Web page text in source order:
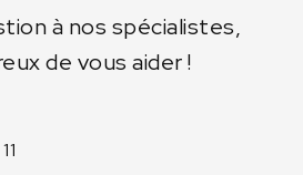
à nos spécialistes,
de vous aider !